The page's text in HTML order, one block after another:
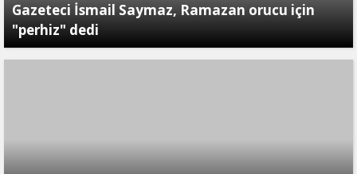
Gazeteci İsmail Saymaz, Ramazan orucu için
"perhiz" dedi